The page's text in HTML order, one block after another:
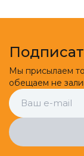
Мы присылаем
обещаем не